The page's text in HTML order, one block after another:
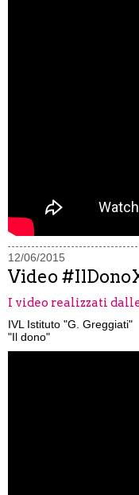
12/06/2015
Video
I video realizzati
IVL Istituto "G. Greggiati"
"Il dono"